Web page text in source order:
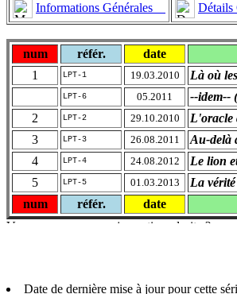
Informations Générales Détails
num référ. date
1
LPT-1 19.03.2010 Là où
LPT-6 05.2011 --idem--
2
LPT-2 29.10.2010 L'oracle
3
LPT-3 26.08.2011 Au-delà
4
LPT-4 24.08.2012 Le lion
5
LPT-5 01.03.2013 La
num
référ. date
Date de dernière mise à jour pour cette